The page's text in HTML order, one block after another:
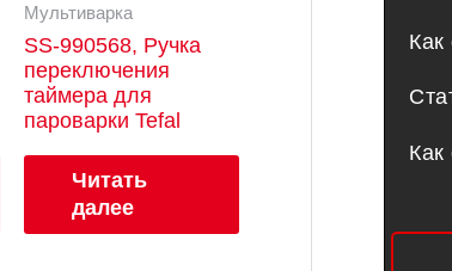
Мультиварка
SS-990568, Ручка
переключения
таймера для
пароварки Tefal
Читать
далее
Как